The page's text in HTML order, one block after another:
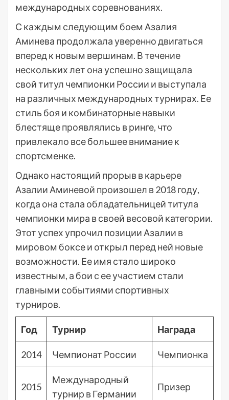
международных соревнованиях.
С каждым следующим боем Азалия
Аминева продолжала уверенно двигаться
вперед к новым вершинам. В течение
нескольких лет она успешно защищала
свой титул чемпионки России и выступала
на различных международных турнирах. Ее
стиль боя и комбинаторные навыки
блестяще проявлялись в ринге, что
привлекало все большее внимание к
спортсменке.
Однако настоящий прорыв в карьере
Азалии Аминевой произошел в 2018 году,
когда она стала обладательницей титула
чемпионки мира в своей весовой категории.
Этот успех упрочил позиции Азалии в
мировом боксе и открыл перед ней новые
возможности. Ее имя стало широко
известным, а бои с ее участием стали
главными событиями спортивных
турниров.
Год Турнир Награда
2014 Чемпионат России Чемпионка
2015
Международный
турнир в Германии
Призер